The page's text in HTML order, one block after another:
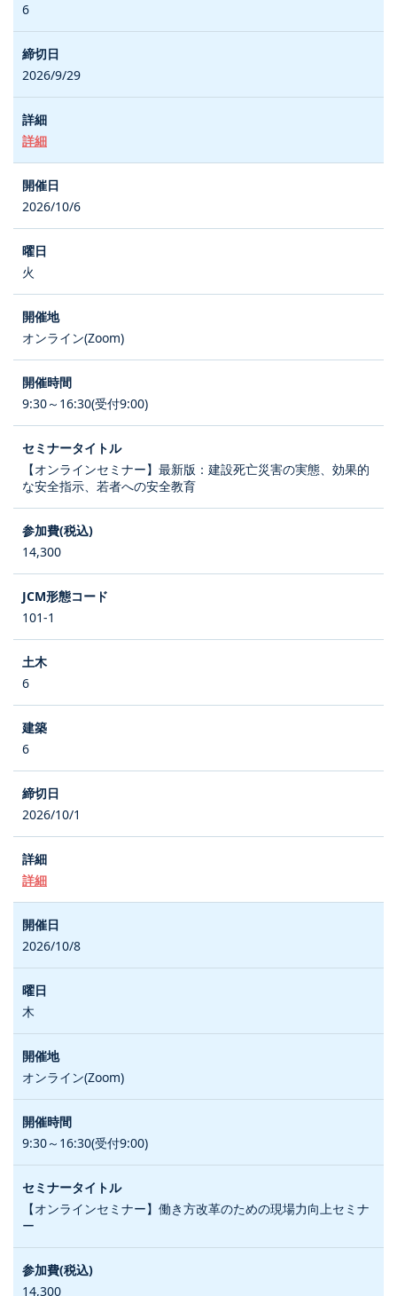
6
2026/9/29
詳細
2026/10/6
火
オンライン(Zoom)
9:30～16:30(受付9:00)
【オンラインセミナー】最新版：建設死亡災害の実態、効果的
な安全指示、若者への安全教育
14,300
101-1
6
6
2026/10/1
詳細
2026/10/8
木
オンライン(Zoom)
9:30～16:30(受付9:00)
【オンラインセミナー】働き方改革のための現場力向上セミナ
ー
14,300